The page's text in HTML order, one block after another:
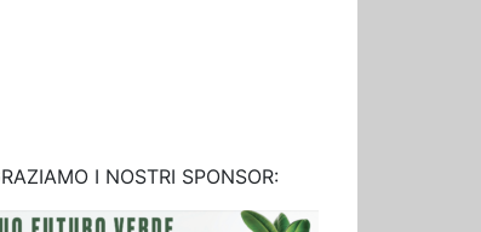
I NOSTRI SPONSOR: